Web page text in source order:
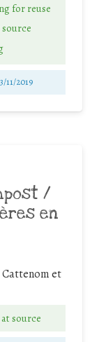
for reuse
11/2019
/
en
et
source